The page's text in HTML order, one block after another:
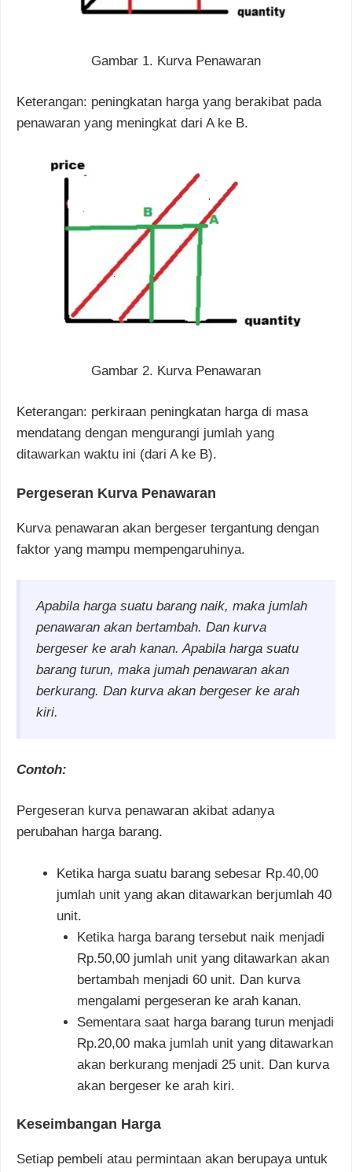
Gambar 1. Kurva Penawaran
Keterangan: peningkatan harga yang berakibat pada
penawaran yang meningkat dari A ke B.
Gambar 2. Kurva Penawaran
Keterangan: perkiraan peningkatan harga di masa
mendatang dengan mengurangi jumlah yang
ditawarkan waktu ini (dari A ke B).
Pergeseran Kurva Penawaran
Kurva penawaran akan bergeser tergantung dengan
faktor yang mampu mempengaruhinya.
Apabila harga suatu barang naik, maka jumlah
penawaran akan bertambah. Dan kurva
bergeser ke arah kanan. Apabila harga suatu
barang turun, maka jumah penawaran akan
berkurang. Dan kurva akan bergeser ke arah
kiri.
Contoh:
Pergeseran kurva penawaran akibat adanya
perubahan harga barang.
Ketika harga suatu barang sebesar Rp.40,00
jumlah unit yang akan ditawarkan berjumlah 40
unit.
Ketika harga barang tersebut naik menjadi
Rp.50,00 jumlah unit yang ditawarkan akan
bertambah menjadi 60 unit. Dan kurva
mengalami pergeseran ke arah kanan.
Sementara saat harga barang turun menjadi
Rp.20,00 maka jumlah unit yang ditawarkan
akan berkurang menjadi 25 unit. Dan kurva
akan bergeser ke arah kiri.
Keseimbangan Harga
Setiap pembeli atau permintaan akan berupaya untuk